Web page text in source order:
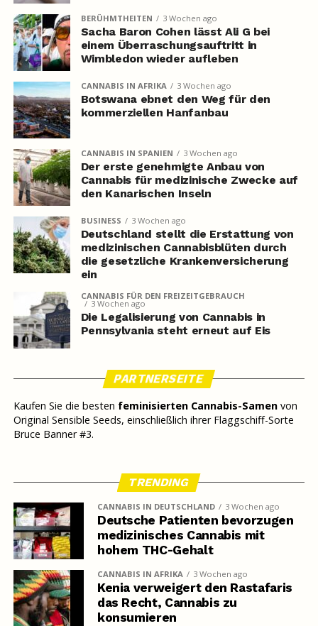
BERÜHMTHEITEN 3 Wochen ago
Sacha Baron Cohen lässt Ali G bei
einem Überraschungsauftritt in
Wimbledon wieder aufleben
CANNABIS IN AFRIKA 3 Wochen ago
Botswana ebnet den Weg für den
kommerziellen Hanfanbau
CANNABIS IN SPANIEN 3 Wochen ago
Der erste genehmigte Anbau von
Cannabis für medizinische Zwecke auf
den Kanarischen Inseln
BUSINESS 3 Wochen ago
Deutschland stellt die Erstattung von
medizinischen Cannabisblüten durch
die gesetzliche Krankenversicherung
ein
CANNABIS FÜR DEN FREIZEITGEBRAUCH
3 Wochen ago
Die Legalisierung von Cannabis in
Pennsylvania steht erneut auf Eis
PARTNERSEITE
Kaufen Sie die besten feminisierten Cannabis-Samenvon
Original Sensible Seeds, einschließlich ihrer Flaggschiff-Sorte
Bruce Banner #3.
TRENDING
CANNABIS IN DEUTSCHLAND 3 Wochen ago
Deutsche Patienten bevorzugen
medizinisches Cannabis mit
hohem THC-Gehalt
CANNABIS IN AFRIKA 3 Wochen ago
Kenia verweigert den Rastafaris
das Recht, Cannabis zu
konsumieren